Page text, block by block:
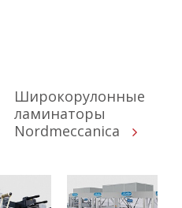
Широкорулонные
ламинаторы
Nordmeccanica